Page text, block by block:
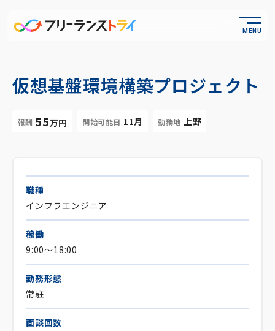
MENU
仮想基盤環境構築プロジェクト
報酬 55万円 開始可能日 11月 勤務地 上野
職種
インフラエンジニア
稼働
9:00～18:00
勤務形態
常駐
面談回数